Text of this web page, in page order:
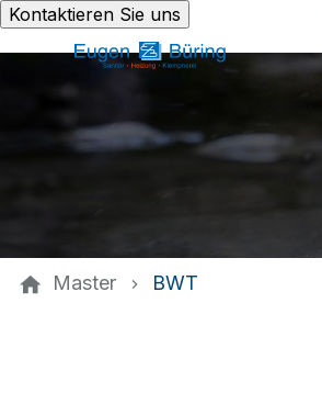
Kontaktieren Sie uns
Master BWT